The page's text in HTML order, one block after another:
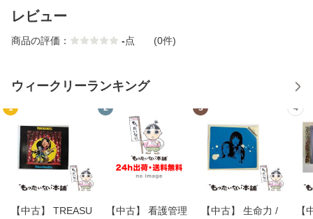
レビュー
商品の評価： -点 (0件)
ウィークリーランキング
1
【中古】 TREASU
2
【中古】 看護管理
3
【中古】 生命力 /
4
【